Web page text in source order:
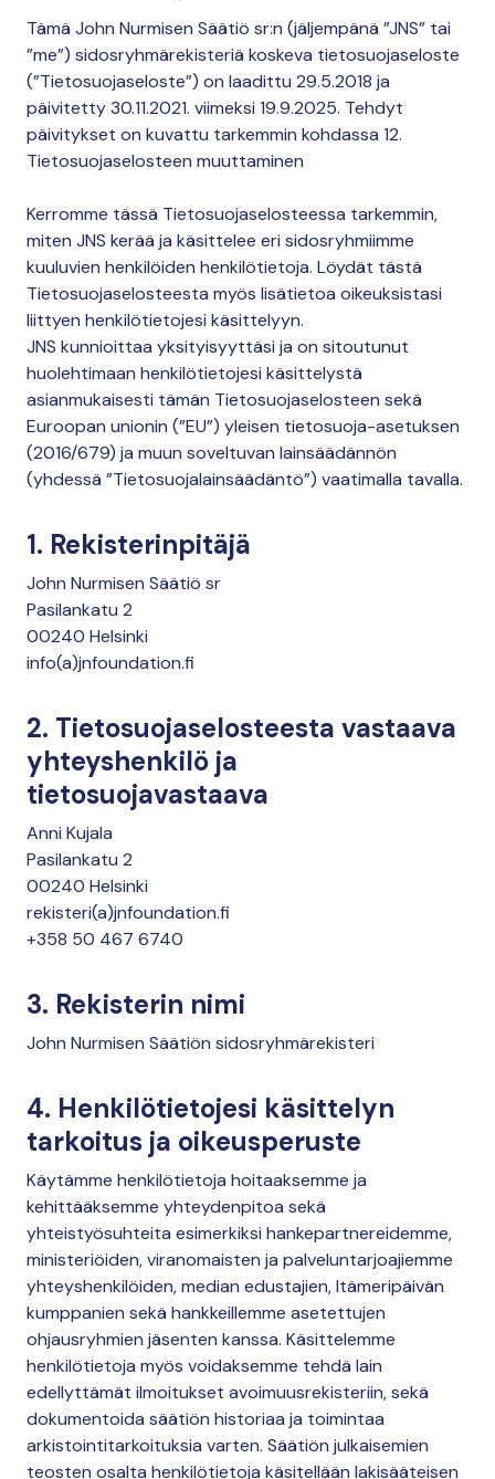
Tämä John Nurmisen Säätiö sr:n (jäljempänä ”JNS” tai
”me”) sidosryhmärekisteriä koskeva tietosuojaseloste
(”Tietosuojaseloste”) on laadittu 29.5.2018 ja
päivitetty 30.11.2021. viimeksi 19.9.2025. Tehdyt
päivitykset on kuvattu tarkemmin kohdassa 12.
Tietosuojaselosteen muuttaminen
Kerromme tässä Tietosuojaselosteessa tarkemmin,
miten JNS kerää ja käsittelee eri sidosryhmiimme
kuuluvien henkilöiden henkilötietoja. Löydät tästä
Tietosuojaselosteesta myös lisätietoa oikeuksistasi
liittyen henkilötietojesi käsittelyyn.
JNS kunnioittaa yksityisyyttäsi ja on sitoutunut
huolehtimaan henkilötietojesi käsittelystä
asianmukaisesti tämän Tietosuojaselosteen sekä
Euroopan unionin (”EU”) yleisen tietosuoja-asetuksen
(2016/679) ja muun soveltuvan lainsäädännön
(yhdessä ”Tietosuojalainsäädäntö”) vaatimalla tavalla.
1. Rekisterinpitäjä
John Nurmisen Säätiö sr
Pasilankatu 2
00240 Helsinki
info(a)jnfoundation.fi
2. Tietosuojaselosteesta vastaava
yhteyshenkilö ja
tietosuojavastaava
Anni Kujala
Pasilankatu 2
00240 Helsinki
rekisteri(a)jnfoundation.fi
+358 50 467 6740
3. Rekisterin nimi
John Nurmisen Säätiön sidosryhmärekisteri
4. Henkilötietojesi käsittelyn
tarkoitus ja oikeusperuste
Käytämme henkilötietoja hoitaaksemme ja
kehittääksemme yhteydenpitoa sekä
yhteistyösuhteita esimerkiksi hankepartnereidemme,
ministeriöiden, viranomaisten ja palveluntarjoajiemme
yhteyshenkilöiden, median edustajien, Itämeripäivän
kumppanien sekä hankkeillemme asetettujen
ohjausryhmien jäsenten kanssa. Käsittelemme
henkilötietoja myös voidaksemme tehdä lain
edellyttämät ilmoitukset avoimuusrekisteriin, sekä
dokumentoida säätiön historiaa ja toimintaa
arkistointitarkoituksia varten. Säätiön julkaisemien
teosten osalta henkilötietoja käsitellään lakisääteisen